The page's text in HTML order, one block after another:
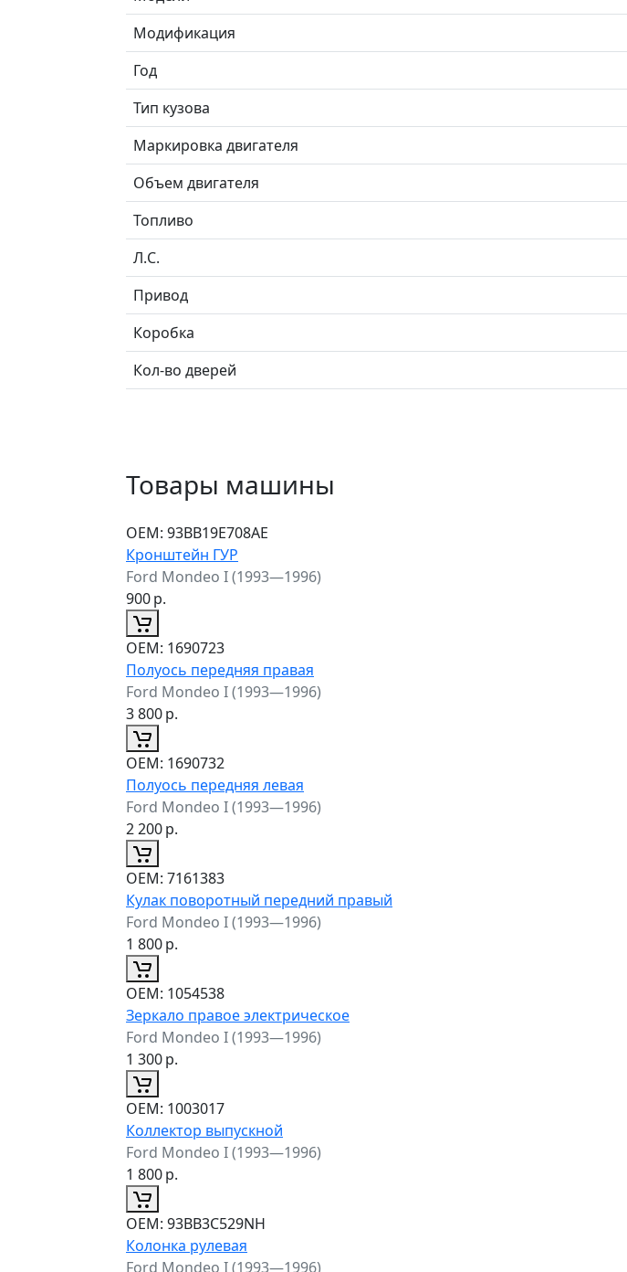
Модификация
Год
Тип кузова
Маркировка двигателя
Объем двигателя
Топливо
Л.C.
Привод
Коробка
Кол-во дверей
Товары машины
ОЕМ: 93BB19E708AE
Кронштейн ГУР
Ford Mondeo I (1993—1996)
900р.
ОЕМ: 1690723
Полуось передняя правая
Ford Mondeo I (1993—1996)
3 800р.
ОЕМ: 1690732
Полуось передняя левая
Ford Mondeo I (1993—1996)
2 200р.
ОЕМ: 7161383
Кулак поворотный передний правый
Ford Mondeo I (1993—1996)
1 800р.
ОЕМ: 1054538
Зеркало правое электрическое
Ford Mondeo I (1993—1996)
1 300р.
ОЕМ: 1003017
Коллектор выпускной
Ford Mondeo I (1993—1996)
1 800р.
ОЕМ: 93BB3C529NH
Колонка рулевая
Ford Mondeo I (1993—1996)